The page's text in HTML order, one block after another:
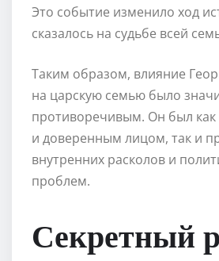
Это событие изменило ход
сказалось на судьбе всей
Таким образом, влияние
на царскую семью было
противоречивым. Он был как
и доверенным лицом, так и
внутренних расколов и
проблем.
Секретный